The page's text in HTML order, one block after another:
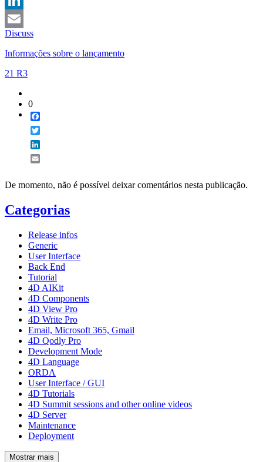
LinkedIn
Email
Discuss
Informações sobre o lançamento
21 R3
0
De momento, não é possível deixar comentários nesta publicação.
Categorias
Release infos
Generic
User Interface
Back End
Tutorial
4D AIKit
4D Components
4D View Pro
4D Write Pro
Email, Microsoft 365, Gmail
4D Qodly Pro
Development Mode
4D Language
ORDA
User Interface / GUI
4D Tutorials
4D Summit sessions and other online videos
4D Server
Maintenance
Deployment
Mostrar mais